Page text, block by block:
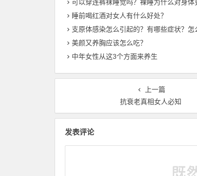
可以穿连裤袜睡觉吗？裸睡为什么对身体
睡前喝红酒对女人有什么好处？
支原体感染怎么引起的？有哪些症状？怎
美颜又养胸应该怎么吃？
中年女性从这3个方面来养生
上一篇
抗衰老真相女人必知
发表评论